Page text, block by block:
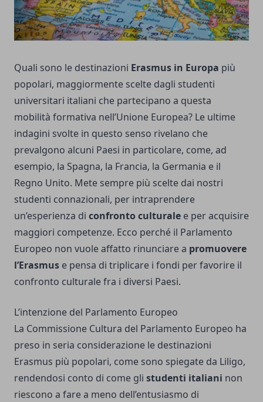
Quali sono le destinazioni Erasmus in Europa più
popolari, maggiormente scelte dagli studenti
universitari italiani che partecipano a questa
mobilità formativa nell’Unione Europea? Le ultime
indagini svolte in questo senso rivelano che
prevalgono alcuni Paesi in particolare, come, ad
esempio, la Spagna, la Francia, la Germania e il
Regno Unito. Mete sempre più scelte dai nostri
studenti connazionali, per intraprendere
un’esperienza di confronto culturale e per acquisire
maggiori competenze. Ecco perché il Parlamento
Europeo non vuole affatto rinunciare a promuovere
l’Erasmus e pensa di triplicare i fondi per favorire il
confronto culturale fra i diversi Paesi.
L’intenzione del Parlamento Europeo
La Commissione Cultura del Parlamento Europeo ha
preso in seria considerazione le destinazioni
Erasmus più popolari, come sono spiegate da Liligo,
rendendosi conto di come gli studenti italiani non
riescono a fare a meno dell’entusiasmo di